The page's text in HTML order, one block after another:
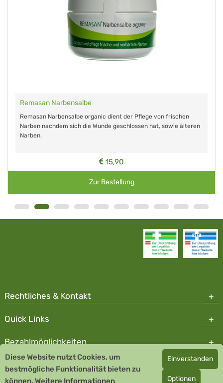
Remasan Narbensalbe
Remasan Narbensalbe organic dient der Pflege von frischen
Narben nachdem sich die Wunde geschlossen hat, sowie älteren
Narben.
15,90
Zur Bestellung
Rechtliches & Kontakt
Quick Links
Bezahlmöglichkeiten
Copyright © 2026 Team Santé Salvator Apotheke - GDP zertifiziert
Remedia Homöopathie GmbH GMP zertifizierter Arzneihersteller
Diese Website nutzt Cookies, um
bestmögliche Funktionalität bieten zu
können. Weitere Informationen
Einverstanden
Optionen